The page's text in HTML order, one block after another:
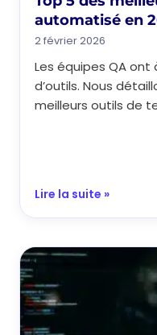
automatisé en
2 février 2026
Les équipes QA
d’outils. Nous
meilleurs outils de
Lire la suite »